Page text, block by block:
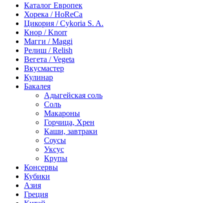
Каталог Европек
Хорека / HoReCa
Цикория / Cykoria S. A.
Кнор / Knorr
Магги / Maggi
Релиш / Relish
Вегета / Vegeta
Вкусмастер
Кулинар
Бакалея
Адыгейская соль
Соль
Макароны
Горчица, Хрен
Каши, завтраки
Соусы
Уксус
Крупы
Консервы
Кубики
Азия
Греция